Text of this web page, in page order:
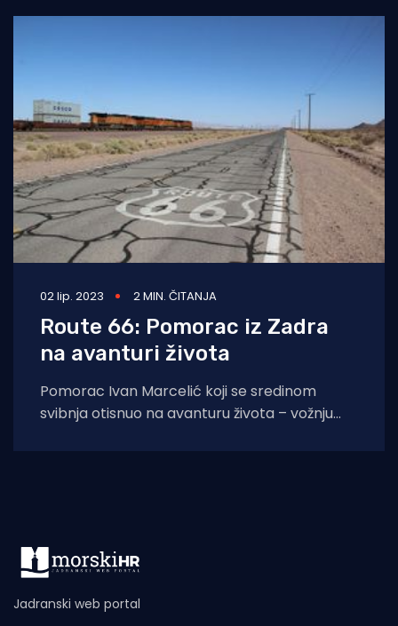
02 lip. 2023 2 MIN. ČITANJA
Route 66: Pomorac iz Zadra
na avanturi života
Pomorac Ivan Marcelić koji se sredinom
svibnja otisnuo na avanturu života – vožnju
Jadranski web portal